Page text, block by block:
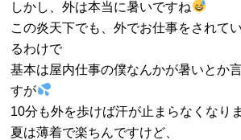
しかし、外は本当に暑いですね
この炎天下でも、外でお仕事をされて
るわけで
基本は屋内仕事の僕なんかが暑いとか
すが
10分も外を歩けば汗が止まらなくなりま
夏は薄着で楽ちんですけど、